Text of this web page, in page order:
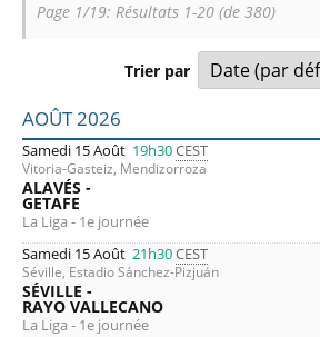
Page 1/19: Résultats 1-20 (de 380)
Trier par
Liste des prochains matchs : La
AOÛT 2026
Samedi 15 Août 19h30CEST
Vitoria-Gasteiz, Mendizorroza
ALAVÉS -
GETAFE
La Liga - 1e journée
Samedi 15 Août 21h30CEST
Séville, Estadio Sánchez-Pizjuán
SÉVILLE -
RAYO VALLECANO
La Liga - 1e journée